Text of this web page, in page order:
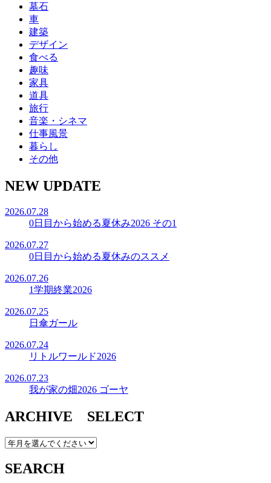
墓石
車
建築
デザイン
食べる
趣味
家具
道具
旅行
音楽・シネマ
仕事風景
暮らし
その他
NEW UPDATE
2026.07.28
0日目から始める夏休み2026 その1
2026.07.27
0日目から始める夏休みのススメ
2026.07.26
1学期終業2026
2026.07.25
日傘ガール
2026.07.24
リトルワールド2026
2026.07.23
我が家の畑2026 ゴーヤ
ARCHIVE SELECT
SEARCH